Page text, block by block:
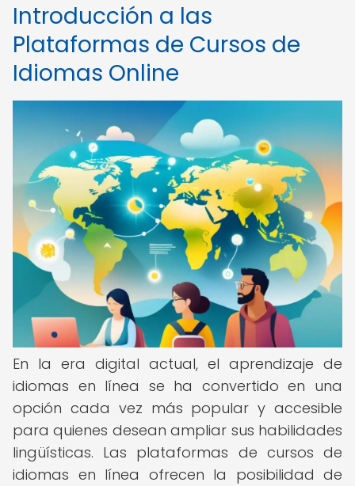
Introducción a las
Plataformas de Cursos de
Idiomas Online
En la era digital actual, el aprendizaje de
idiomas en línea se ha convertido en una
opción cada vez más popular y accesible
para quienes desean ampliar sus habilidades
lingüísticas. Las plataformas de cursos de
idiomas en línea ofrecen la posibilidad de